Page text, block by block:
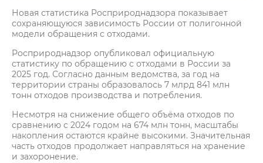
Новая статистика Росприроднадзора показывает
сохраняющуюся зависимость России от полигонной
модели обращения с отходами.
Росприроднадзор опубликовал официальную
статистику по обращению с отходами в России за
2025 год. Согласно данным ведомства, за год на
территории страны образовалось 7 млрд 841 млн
тонн отходов производства и потребления.
Несмотря на снижение общего объёма отходов по
сравнению с 2024 годом на 674 млн тонн, масштабы
накопления остаются крайне высокими. Значительная
часть отходов продолжает направляться на хранение
и захоронение.